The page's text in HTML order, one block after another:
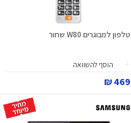
טלפון למבוגרים W80 שחור
הוסף להשוואה
469 ₪